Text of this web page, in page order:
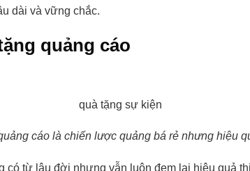
dài và vững chắc.
quảng cáo
cáo là chiến lược quảng bá rẻ nhưng hiệu
từ lâu đời nhưng vẫn luôn đem lại hiệu quả